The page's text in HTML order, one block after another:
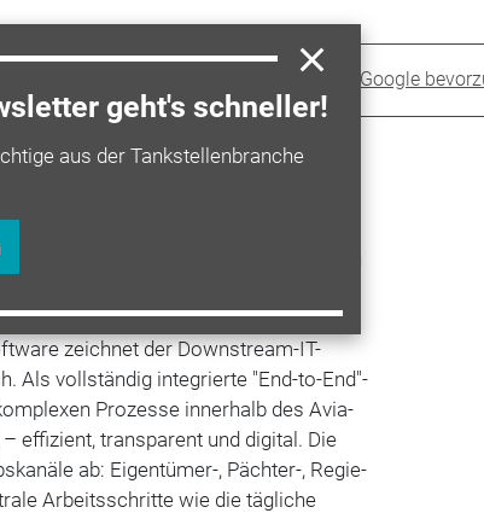
Sprit+ bei Google
geht's schneller!
aus der Tankstellenbranche
damit optimierte Prozesse sowie
Zusätzlich hat
mit dem Go-live weiter vereinheitlich.
nutzen auch die unternehmenseigenen
leistungsstarke SAP-Systeme.
zeichnet der Downstream-IT-
Als vollständig integrierte "End-to-End"-
Prozesse innerhalb des Avia-
effizient, transparent und digital. Die
ab: Eigentümer-, Pächter-, Regie-
Arbeitsschritte wie die tägliche